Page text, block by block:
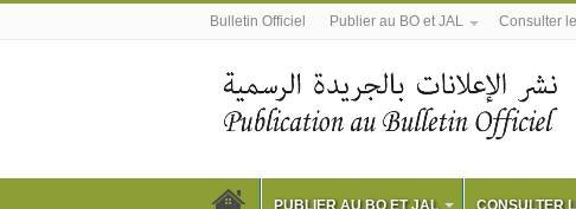
Bulletin Officiel Publier au BO et JAL Consulter
PUBLIER AU BO ET JAL CONSULTER